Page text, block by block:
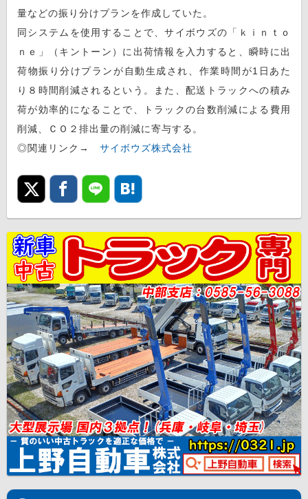
量などの振り分けプランを作成していた。
同システムを使用することで、サイボウズの「ｋｉｎｔｏ
ｎｅ」（キントーン）に出荷情報を入力すると、瞬時に出
荷物振り分けプランが自動生成され、作業時間が1日あた
り８時間削減されるという。また、配送トラックへの積み
荷が効率的になることで、トラックの台数削減による費用
削減、ＣＯ２排出量の削減に寄与する。
◎関連リンク→ サイボウズ株式会社